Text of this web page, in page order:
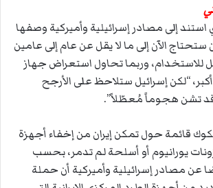
إلى مصادر إسرائيلية وأميركية وصفها
ستحتاج الآن إلى ما لا يقل عن عام إلى عامين
للاستخدام، وربما تحاول استعراض جهاز
“لكن إسرائيل ستلاحظ على الأرجح
تشن هجوماً مُعطّلاً”.
قائمة حول تمكن إيران من إخفاء أجهزة
يورانيوم أو أسلحة لم تدمر، بحسب
عن مصادر إسرائيلية وأميركية أن حملة